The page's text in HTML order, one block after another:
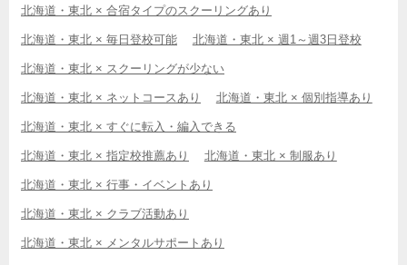
北海道・東北 × 合宿タイプのスクーリングあり
北海道・東北 × 毎日登校可能 北海道・東北 × 週1～週3日登校
北海道・東北 × スクーリングが少ない
北海道・東北 × ネットコースあり 北海道・東北 × 個別指導あり
北海道・東北 × すぐに転入・編入できる
北海道・東北 × 指定校推薦あり 北海道・東北 × 制服あり
北海道・東北 × 行事・イベントあり
北海道・東北 × クラブ活動あり
北海道・東北 × メンタルサポートあり